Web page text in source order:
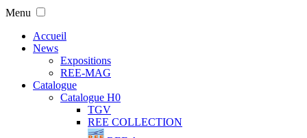
Menu
Accueil
News
Expositions
REE-MAG
Catalogue
Catalogue H0
TGV
REE COLLECTION